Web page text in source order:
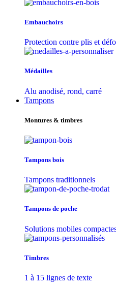
Embauchoirs
Protection contre plis et
Médailles
Alu anodisé, rond, carré
Tampons
Montures & timbres
Tampons bois
Tampons traditionnels
Tampons de poche
Solutions mobiles
Timbres
1 à 15 lignes de texte